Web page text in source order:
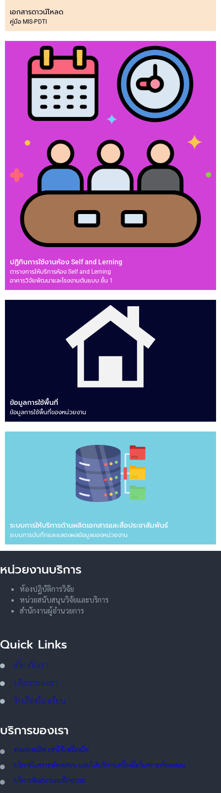
เอกสารดาวน์โหลด
คู่มือ MIS-PDTI
ปฏิทินการใช้งานห้อง Self and Lerning
ตารางการให้บริการห้อง Self and Lerning
อาคารวิจัยพัฒนาและโรงงานต้นแบบ ชั้น 1
ข้อมูลการใช้พื้นที่
ข้อมูลการใช้พื้นที่ของหน่วยงาน
ระบบการให้บริการด้านผลิตเอกสารและสื่อประชาสัมพันธ์
ระบบการบันทึกและแสดงผลข้อมูลของหน่วยงาน
หน่วยงานบริการ
ห้องปฏิบัติการวิจัย
หน่วยสนับสนุนวิจัยและบริการ
สำนักงานผู้อำนวยการ
Quick Links
เกี่ยวกับเรา
บริการของเรา
รับเรื่องร้องเรียน
บริการของเรา
ทดลองผลิต เช่าใช้เครื่องมือ
บริการวิเคราะห์ทดสอบ และให้บริการเครื่องมือวิเคราะห์ทดสอบ
บริการสัมมนาและฝึกอบรม